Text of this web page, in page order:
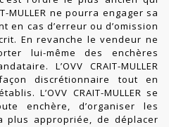
MULLER ne pourra engager sa
en cas d’erreur ou d’omission
En revanche le vendeur ne
lui-même des enchères
L’OVV CRAIT-MULLER
discrétionnaire tout en
L’OVV CRAIT-MULLER se
enchère, d’organiser les
plus appropriée, de déplacer